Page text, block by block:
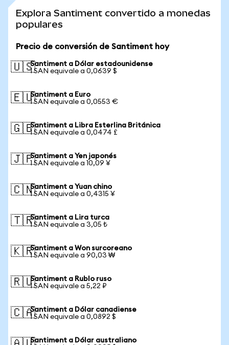
Explora Santiment convertido a monedas
populares
Precio de conversión de Santiment hoy
🇺🇸Santiment a Dólar estadounidense
1 SAN equivale a 0,0639 $
🇪🇺Santiment a Euro
1 SAN equivale a 0,0553 €
🇬🇧Santiment a Libra Esterlina Británica
1 SAN equivale a 0,0474 £
🇯🇵Santiment a Yen japonés
1 SAN equivale a 10,09 ¥
🇨🇳Santiment a Yuan chino
1 SAN equivale a 0,4315 ¥
🇹🇷Santiment a Lira turca
1 SAN equivale a 3,05 ₺
🇰🇷Santiment a Won surcoreano
1 SAN equivale a 90,03 ₩
🇷🇺Santiment a Rublo ruso
1 SAN equivale a 5,22 ₽
🇨🇦Santiment a Dólar canadiense
1 SAN equivale a 0,0892 $
Santiment a Dólar australiano